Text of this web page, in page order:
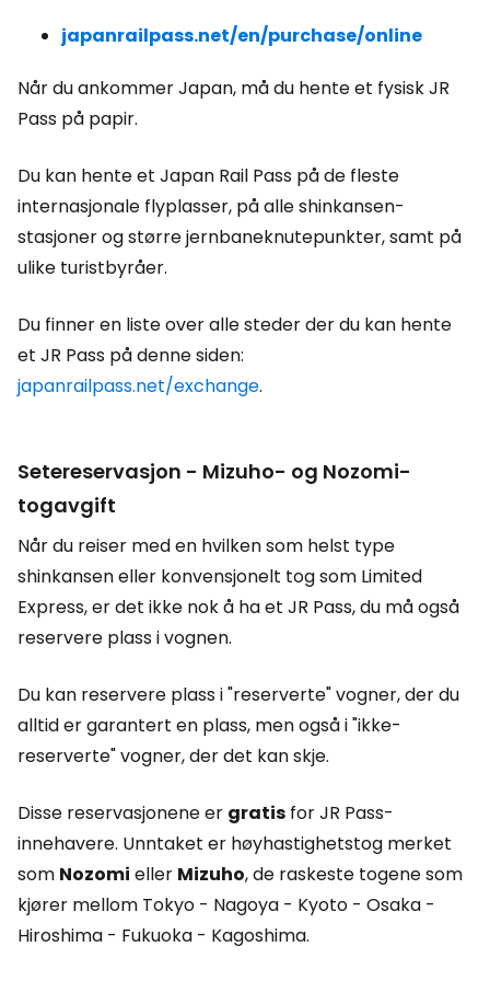
japanrailpass.net/en/purchase/online
Når du ankommer Japan, må du hente et fysisk JR
Pass på papir.
Du kan hente et Japan Rail Pass på de fleste
internasjonale flyplasser, på alle shinkansen-
stasjoner og større jernbaneknutepunkter, samt på
ulike turistbyråer.
Du finner en liste over alle steder der du kan hente
et JR Pass på denne siden:
japanrailpass.net/exchange.
Setereservasjon - Mizuho- og Nozomi-
togavgift
Når du reiser med en hvilken som helst type
shinkansen eller konvensjonelt tog som Limited
Express, er det ikke nok å ha et JR Pass, du må også
reservere plass i vognen.
Du kan reservere plass i "reserverte" vogner, der du
alltid er garantert en plass, men også i "ikke-
reserverte" vogner, der det kan skje.
Disse reservasjonene er gratis for JR Pass-
innehavere. Unntaket er høyhastighetstog merket
som Nozomi eller Mizuho, de raskeste togene som
kjører mellom Tokyo - Nagoya - Kyoto - Osaka -
Hiroshima - Fukuoka - Kagoshima.